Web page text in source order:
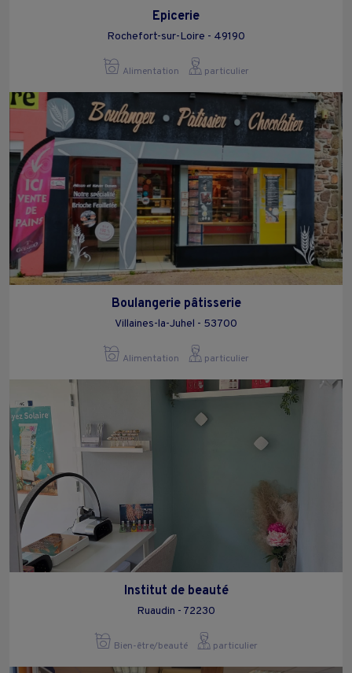
Epicerie
Rochefort-sur-Loire - 49190
Alimentation particulier
Boulangerie pâtisserie
Villaines-la-Juhel - 53700
Alimentation particulier
Institut de beauté
Ruaudin - 72230
Bien-être/beauté particulier